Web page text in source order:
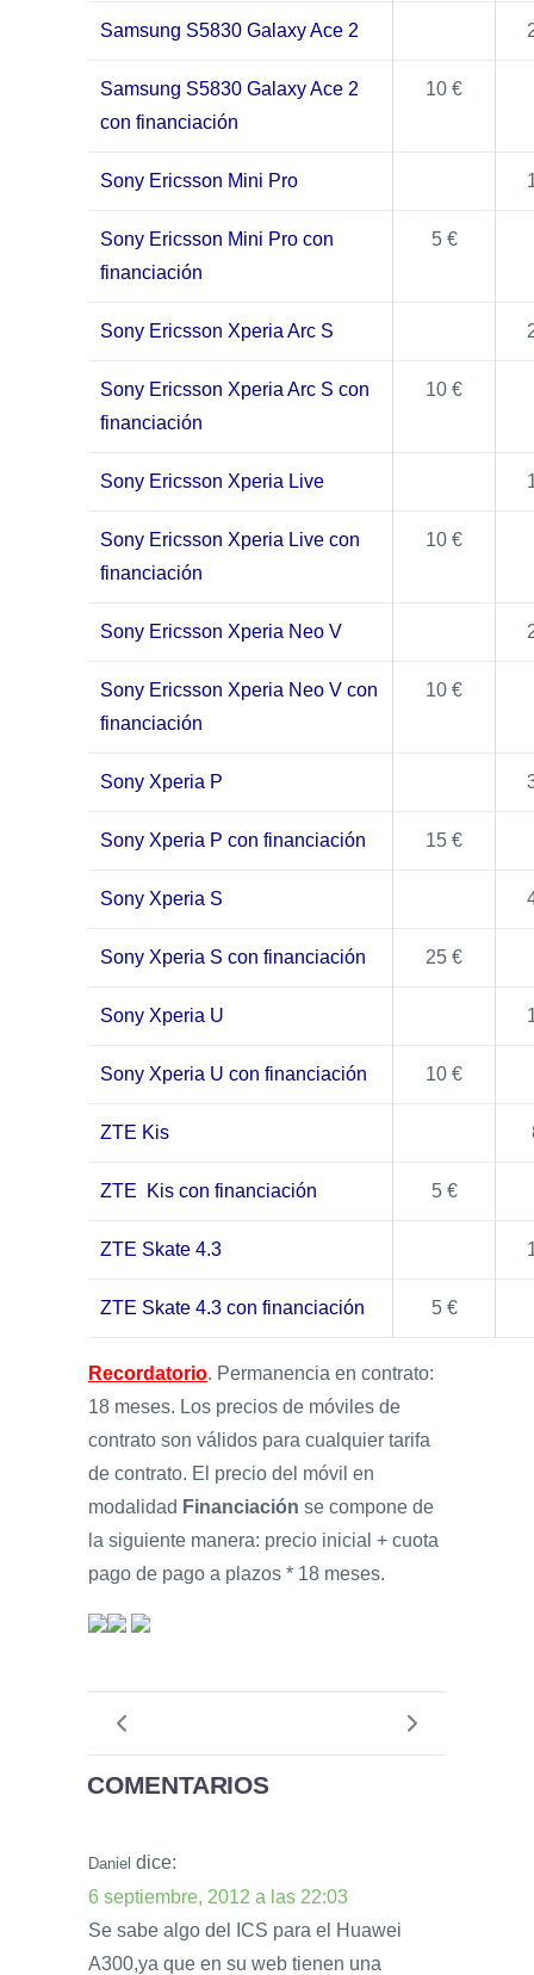
Samsung S5830 Galaxy Ace 2
Samsung S5830 Galaxy Ace 2
con financiación
10 €
Sony Ericsson Mini Pro
Sony Ericsson Mini Pro con
financiación
5 €
Sony Ericsson Xperia Arc S
Sony Ericsson Xperia Arc S con
financiación
10 €
Sony Ericsson Xperia Live
Sony Ericsson Xperia Live con
financiación
10 €
Sony Ericsson Xperia Neo V
Sony Ericsson Xperia Neo V con
financiación
10 €
Sony Xperia P
Sony Xperia P con financiación 15 €
Sony Xperia S
Sony Xperia S con financiación 25 €
Sony Xperia U
Sony Xperia U con financiación 10 €
ZTE Kis
ZTE Kis con financiación 5 €
ZTE Skate 4.3
ZTE Skate 4.3 con financiación 5 €
Recordatorio. Permanencia en contrato:
18 meses. Los precios de móviles de
contrato son válidos para cualquier tarifa
de contrato. El precio del móvil en
modalidad Financiación se compone de
la siguiente manera: precio inicial + cuota
pago de pago a plazos * 18 meses.
COMENTARIOS
Daniel dice:
6 septiembre, 2012 a las 22:03
Se sabe algo del ICS para el Huawei
A300,ya que en su web tienen una